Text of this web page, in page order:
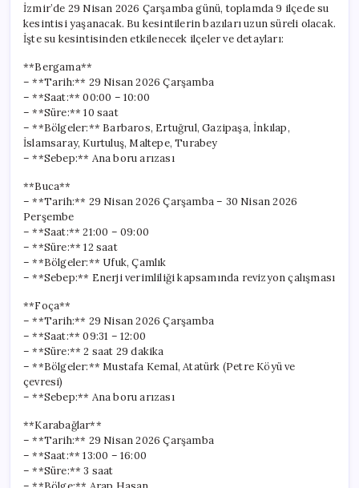
En
Uzun
Süre
İzmir’de 29 Nisan 2026 Çarşamba günü, toplamda 9 ilçede su
kesintisi yaşanacak. Bu kesintilerin bazıları uzun süreli olacak.
İşte su kesintisinden etkilenecek ilçeler ve detayları:
**Bergama**
– **Tarih:** 29 Nisan 2026 Çarşamba
– **Saat:** 00:00 – 10:00
– **Süre:** 10 saat
– **Bölgeler:** Barbaros, Ertuğrul, Gazipaşa, İnkılap,
İslamsaray, Kurtuluş, Maltepe, Turabey
– **Sebep:** Ana boru arızası
**Buca**
– **Tarih:** 29 Nisan 2026 Çarşamba – 30 Nisan 2026
Perşembe
– **Saat:** 21:00 – 09:00
– **Süre:** 12 saat
– **Bölgeler:** Ufuk, Çamlık
– **Sebep:** Enerji verimliliği kapsamında revizyon çalışması
**Foça**
– **Tarih:** 29 Nisan 2026 Çarşamba
– **Saat:** 09:31 – 12:00
– **Süre:** 2 saat 29 dakika
– **Bölgeler:** Mustafa Kemal, Atatürk (Petre Köyü ve
çevresi)
– **Sebep:** Ana boru arızası
**Karabağlar**
– **Tarih:** 29 Nisan 2026 Çarşamba
– **Saat:** 13:00 – 16:00
– **Süre:** 3 saat